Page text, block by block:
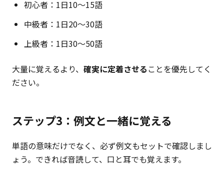
初心者：1日10〜15語
中級者：1日20〜30語
上級者：1日30〜50語
大量に覚えるより、 確実に定着させることを優先してく
ださい。
ステップ3：例文と一緒に覚える
単語の意味だけでなく、必ず例文もセットで確認しまし
ょう。できれば音読して、口と耳でも覚えます。